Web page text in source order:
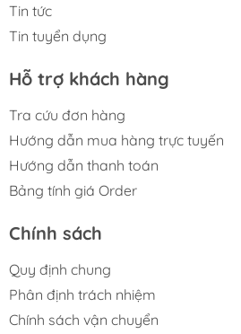
Tin tức
Tin tuyển dụng
Hỗ trợ khách hàng
Tra cứu đơn hàng
Hướng dẫn mua hàng trực tuyến
Hướng dẫn thanh toán
Bảng tính giá Order
Chính sách
Quy định chung
Phân định trách nhiệm
Chính sách vận chuyển